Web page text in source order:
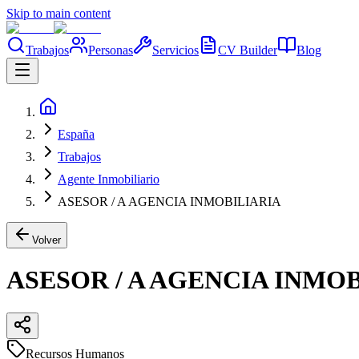
Skip to main content
Trabajos Personas Servicios CV Builder Blog
España
Trabajos
Agente Inmobiliario
ASESOR / A AGENCIA INMOBILIARIA
Volver
ASESOR / A AGENCIA
Recursos Humanos